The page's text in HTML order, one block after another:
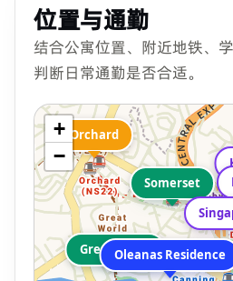
位置与通勤
结合公寓位置、附近地铁、
判断日常通勤是否合适。
Oleanas Residence
Great World
Somerset
Orchard
+
−